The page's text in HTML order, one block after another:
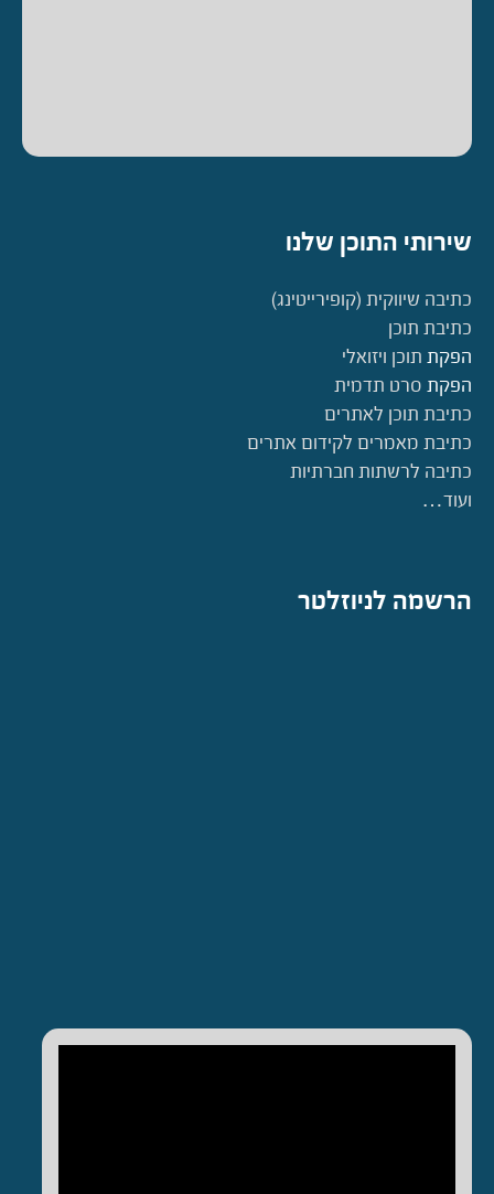
שירותי התוכן שלנו
כתיבה שיווקית (קופירייטינג)
כתיבת תוכן
הפקת תוכן ויזואלי
הפקת סרט תדמית
כתיבת תוכן לאתרים
כתיבת מאמרים לקידום אתרים
כתיבה לרשתות חברתיות
ועוד…
הרשמה לניוזלטר